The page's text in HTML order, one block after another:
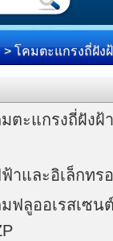
> โคมตะแกรงถี่ฝัง
ตะแกรงถี่ฝังฝ้
าและอิเล็กทร
ฟลูออเรสเซน